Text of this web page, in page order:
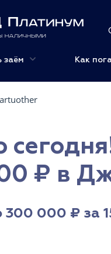
заём Как
₽ в
300 000 ₽ за